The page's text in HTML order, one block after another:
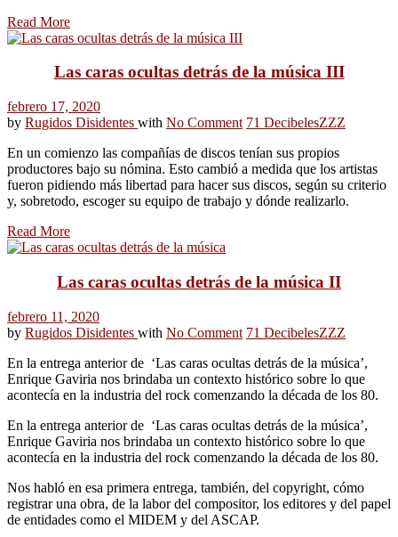
Read More
Las caras ocultas detrás de la música III
febrero 17, 2020
by Rugidos Disidentes with No Comment 71 DecibelesZZZ
En un comienzo las compañías de discos tenían sus propios
productores bajo su nómina. Esto cambió a medida que los artistas
fueron pidiendo más libertad para hacer sus discos, según su criterio
y, sobretodo, escoger su equipo de trabajo y dónde realizarlo.
Read More
Las caras ocultas detrás de la música II
febrero 11, 2020
by Rugidos Disidentes with No Comment 71 DecibelesZZZ
En la entrega anterior de ‘Las caras ocultas detrás de la música’,
Enrique Gaviria nos brindaba un contexto histórico sobre lo que
acontecía en la industria del rock comenzando la década de los 80.
En la entrega anterior de ‘Las caras ocultas detrás de la música’,
Enrique Gaviria nos brindaba un contexto histórico sobre lo que
acontecía en la industria del rock comenzando la década de los 80.
Nos habló en esa primera entrega, también, del copyright, cómo
registrar una obra, de la labor del compositor, los editores y del papel
de entidades como el MIDEM y del ASCAP.